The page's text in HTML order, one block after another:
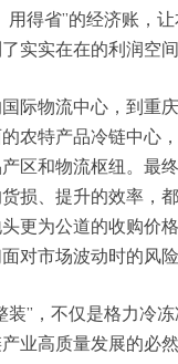
用得省”的经济账，
实实在在的利润空间
际物流中心，到重
农特产品冷链中心
区和物流枢纽。最
损、提升的效率，
更为公道的收购价
对市场波动时的风险
装”，不仅是格力冷
业高质量发展的必然